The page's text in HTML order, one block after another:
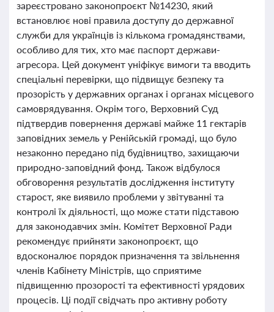
зареєстровано законопроєкт №14230, який
встановлює нові правила доступу до державної
служби для українців із кількома громадянствами,
особливо для тих, хто має паспорт держави-
агресора. Цей документ уніфікує вимоги та вводить
спеціальні перевірки, що підвищує безпеку та
прозорість у державних органах і органах місцевого
самоврядування. Окрім того, Верховний Суд
підтвердив повернення державі майже 11 гектарів
заповідних земель у Ренійській громаді, що було
незаконно передано під будівництво, захищаючи
природно-заповідний фонд. Також відбулося
обговорення результатів дослідження інституту
старост, яке виявило проблеми у звітуванні та
контролі їх діяльності, що може стати підставою
для законодавчих змін. Комітет Верховної Ради
рекомендує прийняти законопроєкт, що
вдосконалює порядок призначення та звільнення
членів Кабінету Міністрів, що сприятиме
підвищенню прозорості та ефективності урядових
процесів. Ці події свідчать про активну роботу